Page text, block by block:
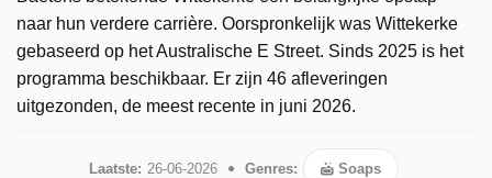
naar hun verdere carrière. Oorspronkelijk was Wittekerke
gebaseerd op het Australische E Street. Sinds 2025 is het
programma beschikbaar. Er zijn 46 afleveringen
uitgezonden, de meest recente in juni 2026.
Laatste: 26-06-2026 Genres: Soaps